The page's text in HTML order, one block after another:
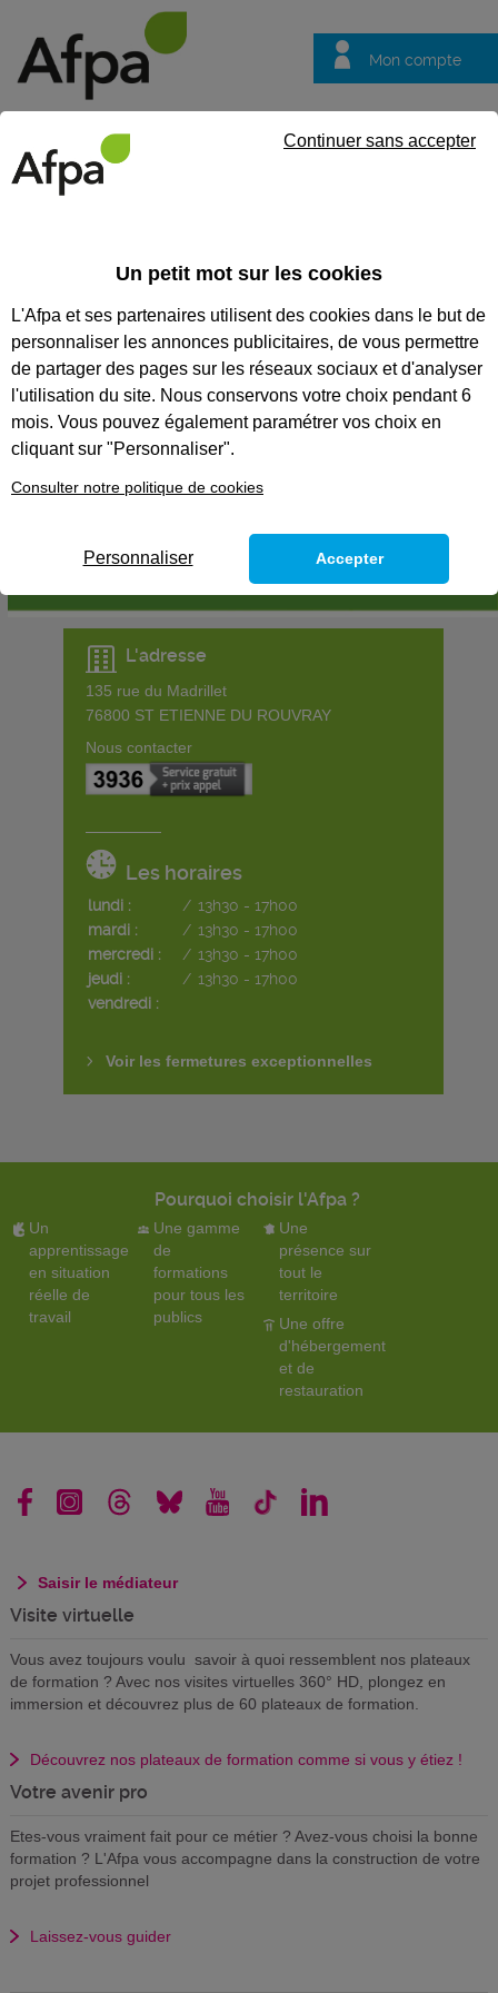
Mon compte
questions
NORMANDIE
L'adresse
135 rue du Madrillet
76800 ST ETIENNE DU ROUVRAY
Nous contacter
Les horaires
lundi : / 13h30 - 17h00
mardi :
/ 13h30 - 17h00
mercredi :
/ 13h30 - 17h00
jeudi :
/ 13h30 - 17h00
vendredi :
Voir les fermetures exceptionnelles
Pourquoi choisir l'Afpa ?
Un
apprentissage
en situation
réelle de
travail
Une gamme
de
formations
pour tous les
publics
Une
présence sur
tout le
territoire
Une offre
d'hébergement
et de
restauration
Saisir le médiateur
Visite virtuelle
Vous avez toujours voulu savoir à quoi ressemblent nos plateaux
de formation ? Avec nos visites virtuelles 360° HD, plongez en
immersion et découvrez plus de 60 plateaux de formation.
Découvrez nos plateaux de formation comme si vous y étiez !
Votre avenir pro
Etes-vous vraiment fait pour ce métier ? Avez-vous choisi la bonne
formation ? L'Afpa vous accompagne dans la construction de votre
projet professionnel
Laissez-vous guider
Un petit mot sur les cookies
L'Afpa et ses partenaires utilisent des cookies dans le but de
personnaliser les annonces publicitaires, de vous permettre
de partager des pages sur les réseaux sociaux et d'analyser
l'utilisation du site. Nous conservons votre choix pendant 6
mois. Vous pouvez également paramétrer vos choix en
cliquant sur "Personnaliser".
Consulter notre politique de cookies
Continuer sans accepter
Personnaliser Accepter